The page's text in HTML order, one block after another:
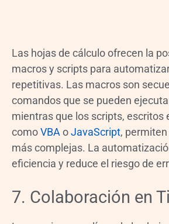
Las hojas de cálculo ofrecen la
macros y scripts para
repetitivas. Las macros son
comandos que se pueden
mientras que los scripts, escritos
comoVBA oJavaScript,
más complejas. La
eficiencia y reduce el riesgo de
7. Colaboración en